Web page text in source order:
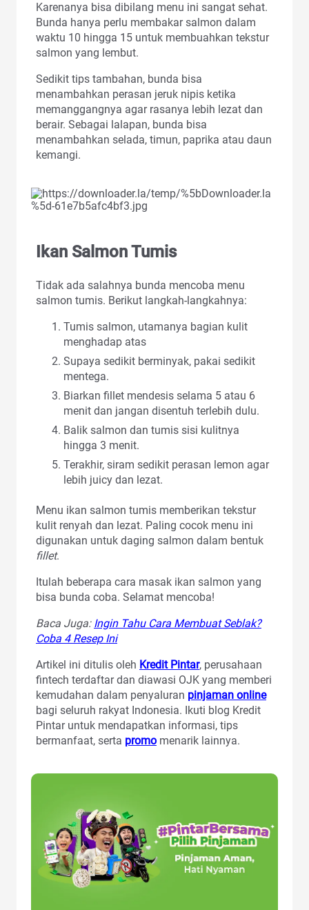
Karenanya bisa dibilang menu ini sangat sehat.
Bunda hanya perlu membakar salmon dalam
waktu 10 hingga 15 untuk membuahkan tekstur
salmon yang lembut.
Sedikit tips tambahan, bunda bisa
menambahkan perasan jeruk nipis ketika
memanggangnya agar rasanya lebih lezat dan
berair. Sebagai lalapan, bunda bisa
menambahkan selada, timun, paprika atau daun
kemangi.
Ikan Salmon Tumis
Tidak ada salahnya bunda mencoba menu
salmon tumis. Berikut langkah-langkahnya:
Tumis salmon, utamanya bagian kulit
menghadap atas
Supaya sedikit berminyak, pakai sedikit
mentega.
Biarkan fillet mendesis selama 5 atau 6
menit dan jangan disentuh terlebih dulu.
Balik salmon dan tumis sisi kulitnya
hingga 3 menit.
Terakhir, siram sedikit perasan lemon agar
lebih juicy dan lezat.
Menu ikan salmon tumis memberikan tekstur
kulit renyah dan lezat. Paling cocok menu ini
digunakan untuk daging salmon dalam bentuk
fillet.
Itulah beberapa cara masak ikan salmon yang
bisa bunda coba. Selamat mencoba!
Baca Juga: Ingin Tahu Cara Membuat Seblak?
Coba 4 Resep Ini
Artikel ini ditulis oleh Kredit Pintar, perusahaan
fintech terdaftar dan diawasi OJK yang memberi
kemudahan dalam penyaluran pinjaman online
bagi seluruh rakyat Indonesia. Ikuti blog Kredit
Pintar untuk mendapatkan informasi, tips
bermanfaat, serta promo menarik lainnya.